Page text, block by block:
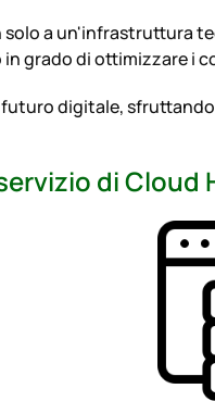
a un'infrastruttura
grado di ottimizzare i
digitale, sfruttando
di